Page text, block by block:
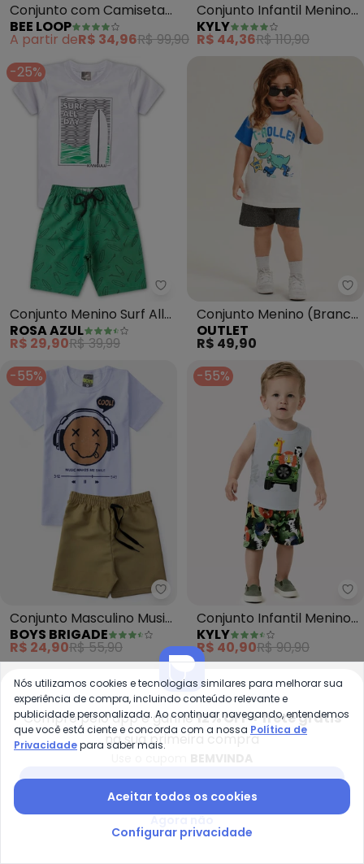
Conjunto com Camiseta
e Bermuda (Branco)
BEE LOOP
A partir deR$ 34,96R$ 99,90
Conjunto Infantil Menino
Lettering (Off White)
KYLY
R$ 44,36R$ 110,90
-25%
Rosa Azul - Conjunto Menino
Conjunto Menino Surf All
Day Kangulu (Branco)
ROSA AZUL
R$ 29,90R$ 39,99
Conjunto Menino (Branco
/ Preto Desagulado)
OUTLET
R$ 49,90
-55%
Boys Brigade - Conjunto
Conjunto Masculino Music
Makes (Branco)
BOYS BRIGADE
R$ 24,90R$ 55,90
-55%
Conjunto Infantil Menino
Bichinhos (Branco)
KYLY
R$ 40,90R$ 90,90
-15%
-60%
Compre pelo app e ganhe12% OFF + frete grátis
na sua primeira compra
Nós utilizamos cookies e tecnologias similares para melhorar sua
experiência de compra, incluindo conteúdo relevante e
publicidade personalizada. Ao continuar navegando, entendemos
que você está ciente e concorda com a nossa Política de
Privacidadepara saber mais.
Aceitar todos os cookies
Configurar privacidade